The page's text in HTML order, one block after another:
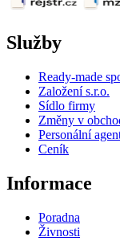
Služby
Ready-made
Založení s.r.o.
Sídlo firmy
Změny v
Personální
Ceník
Informace
Poradna
Živnosti